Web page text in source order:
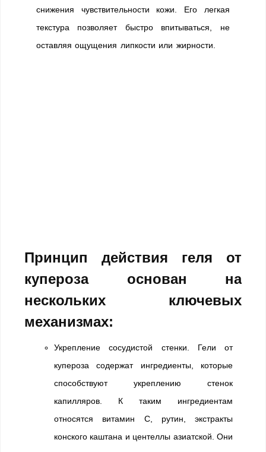
снижения чувствительности кожи. Его легкая
текстура позволяет быстро впитываться, не
оставляя ощущения липкости или жирности.
Принцип действия геля от
купероза основан на
нескольких ключевых
механизмах:
Укрепление сосудистой стенки. Гели от
купероза содержат ингредиенты, которые
способствуют укреплению стенок
капилляров. К таким ингредиентам
относятся витамин С, рутин, экстракты
конского каштана и центеллы азиатской. Они